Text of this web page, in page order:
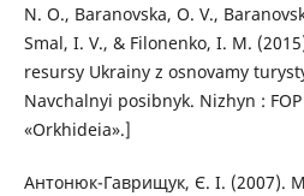
N. O., Baranovska, O. V.,
Smal, I. V., & Filonenko, I. M.
resursy Ukrainy z osnovamy
Navchalnyi posibnyk. Nizhyn :
«Orkhideia».]
Антонюк-Гаврищук, Є. І. (2007).